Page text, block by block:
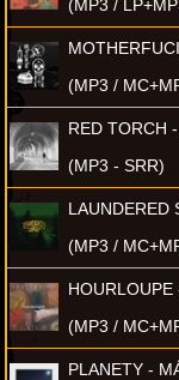
(MP3 /
(MP3 /
RED TORCH
(MP3 - SRR)
LAUNDERED
(MP3 /
(MP3 /
PLANETY -